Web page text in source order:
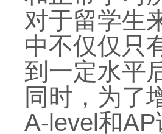
对于留学生
中不仅仅只
到一定水平
同时，为了
A-level和